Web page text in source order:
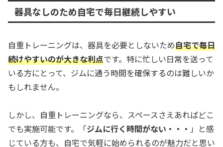
器具なしのため自宅で毎日継続しやすい
自重トレーニングは、器具を必要としないため自宅で毎日
続けやすいのが大きな利点です。特に忙しい日常を送って
いる方にとって、ジムに通う時間を確保するのは難しいか
もしれません。
しかし、自重トレーニングなら、スペースさえあればどこ
でも実施可能です。「ジムに行く時間がない・・・ 」と感
じている方も、自宅で気軽に始められるのが魅力だと思い